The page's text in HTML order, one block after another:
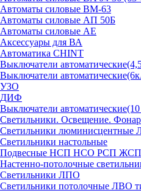
Автоматы силовые ВМ-63
Автоматы силовые АП 50Б
Автоматы силовые АЕ
Аксессуары для ВА
Автоматика CHINT
Выключатели
Выключатели
УЗО
ДИФ
Выключатели
Светильники. Освещение.
Светильники
Светильники настольные
Подвесные НСП НСО РСП
Настенно-потолочные
Светильники ЛПО
Светильники потолочные ЛВО